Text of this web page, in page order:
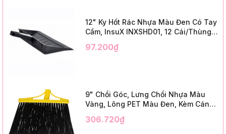
12" Ky Hốt Rác Nhựa Màu Đen Có Tay
Cầm, InsuX INXSHD01, 12 Cái/Thùng,
Black Plastic)
97.200₫
9" Chổi Góc, Lưng Chổi Nhựa Màu
Vàng, Lông PET Màu Đen, Kèm Cán
12 Bộ/Thùng (9" Angle Broom, Yellow
306.720₫